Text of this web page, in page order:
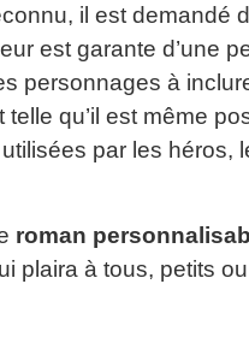
il est demandé
est garante d’une
personnages à
qu’il est même
par les héros,
roman
plaira à tous, petits